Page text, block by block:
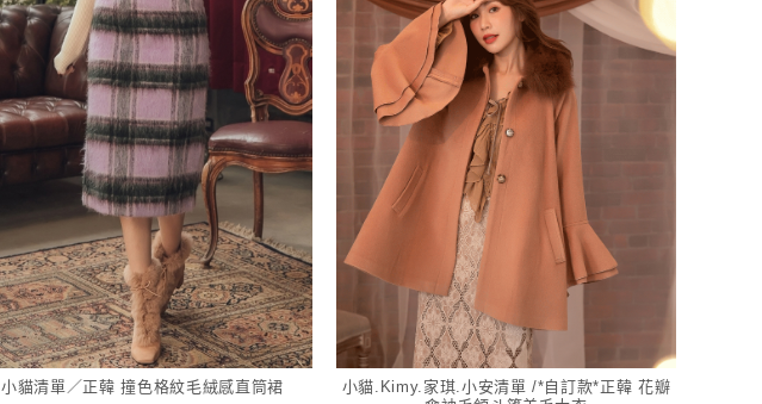
小貓清單／正韓 撞色格紋毛絨感直筒裙
小貓.Kimy.家琪.小安清單 /*自訂款*正韓 花瓣